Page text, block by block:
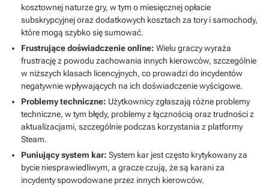
kosztownej naturze gry, w tym o miesięcznej opłacie
subskrypcyjnej oraz dodatkowych kosztach za tory i samochody,
które mogą szybko się sumować.
Frustrujące doświadczenie online: Wielu graczy wyraża
frustrację z powodu zachowania innych kierowców, szczególnie
w niższych klasach licencyjnych, co prowadzi do incydentów
negatywnie wpływających na ich doświadczenie wyścigowe.
Problemy techniczne: Użytkownicy zgłaszają różne problemy
techniczne, w tym błędy, problemy z łącznością oraz trudności z
aktualizacjami, szczególnie podczas korzystania z platformy
Steam.
Puniujący system kar: System kar jest często krytykowany za
bycie niesprawiedliwym, a gracze czują, że są karani za
incydenty spowodowane przez innych kierowców.